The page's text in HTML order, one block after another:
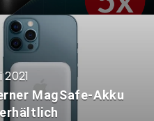
2021
MagSafe-Akku